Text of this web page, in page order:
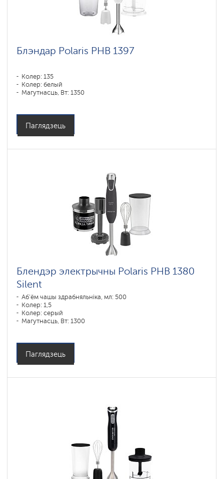
Блэндар Polaris PHB 1397
Колер: 135
Колер: белый
Магутнасць, Вт: 1350
Паглядзець
Блендэр электрычны Polaris PHB 1380
Silent
Аб'ём чашы здрабняльніка, мл: 500
Колер: 1,5
Колер: серый
Магутнасць, Вт: 1300
Паглядзець